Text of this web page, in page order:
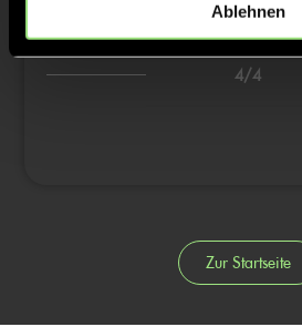
Ablehnen
4/4
Zur Startseite